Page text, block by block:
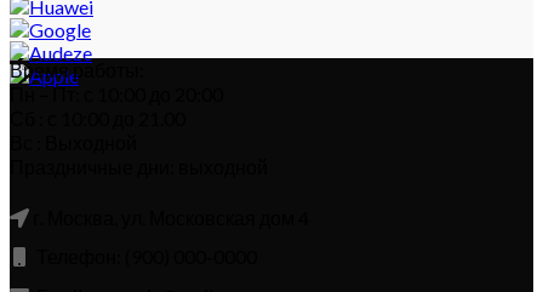
Время работы:
Пн – Пт: с 10:00 до 20:00